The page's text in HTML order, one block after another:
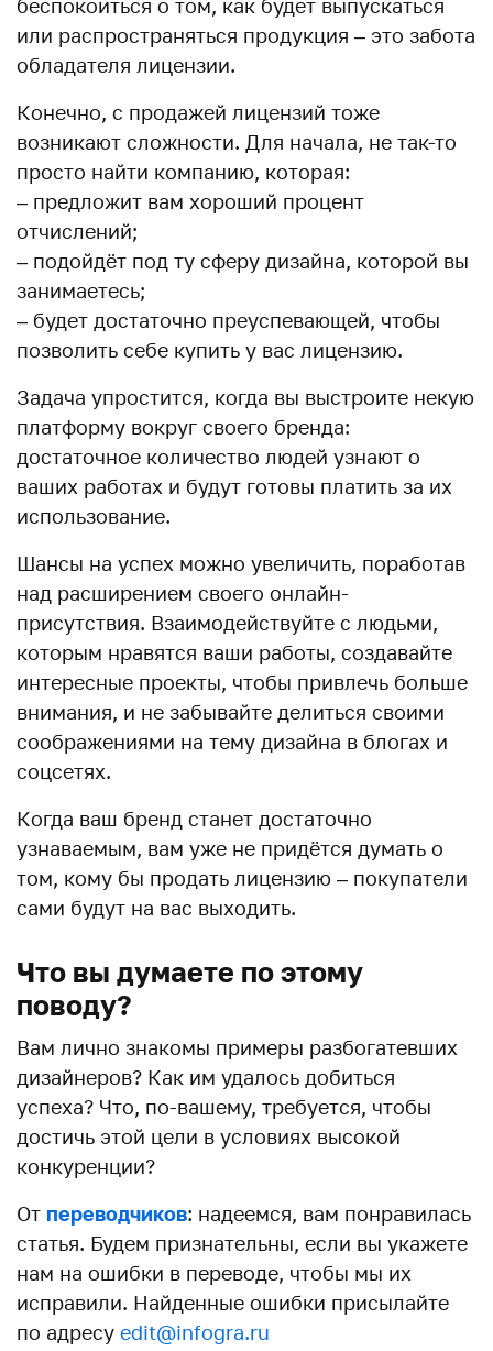
беспокоиться о том, как будет выпускаться
или распространяться продукция – это забота
обладателя лицензии.
Конечно, с продажей лицензий тоже
возникают сложности. Для начала, не так-то
просто найти компанию, которая:
– предложит вам хороший процент
отчислений;
– подойдёт под ту сферу дизайна, которой вы
занимаетесь;
– будет достаточно преуспевающей, чтобы
позволить себе купить у вас лицензию.
Задача упростится, когда вы выстроите некую
платформу вокруг своего бренда:
достаточное количество людей узнают о
ваших работах и будут готовы платить за их
использование.
Шансы на успех можно увеличить, поработав
над расширением своего онлайн-
присутствия. Взаимодействуйте с людьми,
которым нравятся ваши работы, создавайте
интересные проекты, чтобы привлечь больше
внимания, и не забывайте делиться своими
соображениями на тему дизайна в блогах и
соцсетях.
Когда ваш бренд станет достаточно
узнаваемым, вам уже не придётся думать о
том, кому бы продать лицензию – покупатели
сами будут на вас выходить.
Что вы думаете по этому
поводу?
Вам лично знакомы примеры разбогатевших
дизайнеров? Как им удалось добиться
успеха? Что, по-вашему, требуется, чтобы
достичь этой цели в условиях высокой
конкуренции?
От переводчиков: надеемся, вам понравилась
статья. Будем признательны, если вы укажете
нам на ошибки в переводе, чтобы мы их
исправили. Найденные ошибки присылайте
по адресу edit@infogra.ru